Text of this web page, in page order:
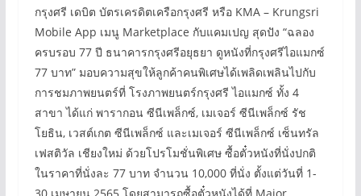
กรุงศรี เดบิต บัตรเครดิตเครือกรุงศรี หรือ KMA – Krungsri
Mobile App เมนู Marketplace กับแคมเปญ สุดปัง “ฉลอง
ครบรอบ 77 ปี ธนาคารกรุงศรีอยุธยา ดูหนังที่กรุงศรีไอแมกซ์
77 บาท” มอบความสุขให้ลูกค้าคนพิเศษได้เพลิดเพลินไปกับ
การชมภาพยนตร์ที่ โรงภาพยนตร์กรุงศรี ไอแมกซ์ ทั้ง 4
สาขา ได้แก่ พารากอน ซีนีเพล็กซ์, เมเจอร์ ซีนีเพล็กซ์ รัช
โยธิน, เวสต์เกต ซีนีเพล็กซ์ และเมเจอร์ ซีนีเพล็กซ์ เซ็นทรัล
เฟสติวัล เชียงใหม่ ด้วยโปรโมชั่นพิเศษ ซื้อตั๋วหนังที่นั่งปกติ
ในราคาที่นั่งละ 77 บาท จำนวน 10,000 ที่นั่ง ตั้งแต่วันที่ 1-